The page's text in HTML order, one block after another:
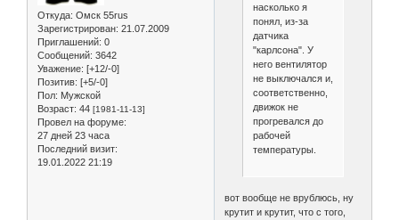
Откуда: Омск 55rus
Зарегистрирован: 21.07.2009
Приглашений: 0
Сообщений: 3642
Уважение: [+12/-0]
Позитив: [+5/-0]
Пол: Мужской
Возраст: 44 [1981-11-13]
Провел на форуме:
27 дней 23 часа
Последний визит:
19.01.2022 21:19
насколько я
понял, из-за
датчика
"карлсона". У
него вентилятор
не выключался и,
соответственно,
движок не
прогревался до
рабочей
температуры.
вот вообще не врублюсь, ну
крутит и крутит, что с того,